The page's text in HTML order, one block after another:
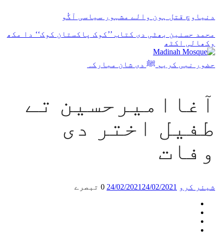
دنیاوچ قتل ہون والے مشہور سیاسی آگُو
محمد حسنین بھٹی دی کتاب ’’کوک پاکستان کوک‘‘ دا مکھ
وکھالی اکٹھ
حضور نبی کریم ﷺ دی شان مبارکہ
آغاامیرحسین تے
طفیل اختر دی
وفات
شیئر کرو 24/02/2021 24/02/2021 0 تبصرے